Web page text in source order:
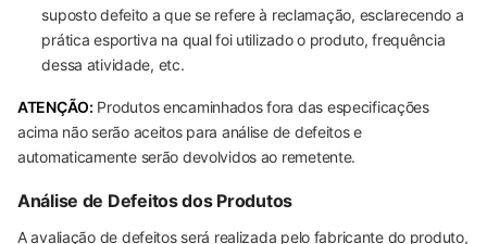
suposto defeito a que se refere à reclamação, esclarecendo a
prática esportiva na qual foi utilizado o produto, frequência
dessa atividade, etc.
ATENÇÃO: Produtos encaminhados fora das especificações
acima não serão aceitos para análise de defeitos e
automaticamente serão devolvidos ao remetente.
Análise de Defeitos dos Produtos
A avaliação de defeitos será realizada pelo fabricante do produto,